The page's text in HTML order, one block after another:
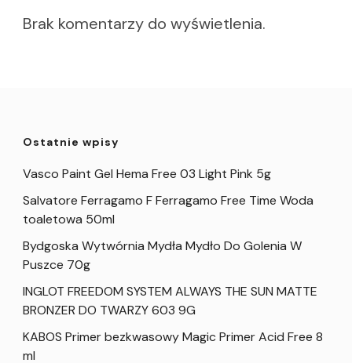
Brak komentarzy do wyświetlenia.
Ostatnie wpisy
Vasco Paint Gel Hema Free 03 Light Pink 5g
Salvatore Ferragamo F Ferragamo Free Time Woda
toaletowa 50ml
Bydgoska Wytwórnia Mydła Mydło Do Golenia W
Puszce 70g
INGLOT FREEDOM SYSTEM ALWAYS THE SUN MATTE
BRONZER DO TWARZY 603 9G
KABOS Primer bezkwasowy Magic Primer Acid Free 8
ml